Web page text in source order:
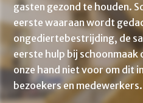
gasten gezond te houden.
eerste waaraan wordt
ongediertebestrijding, de
eerste hulp bij schoonmaak
onze hand niet voor om dit
bezoekers en medewerkers.